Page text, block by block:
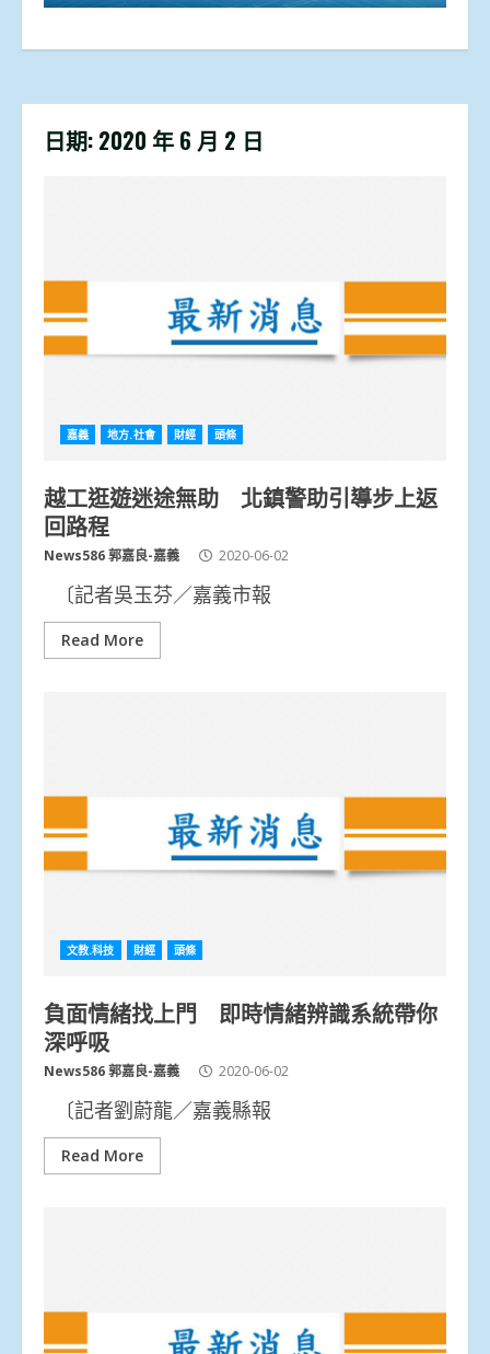
日期: 2020 年 6 月 2 日
嘉義 地方.社會 財經 頭條
越工逛遊迷途無助 北鎮警助引導步上返
回路程
News586 郭嘉良-嘉義 2020-06-02
〔記者吳玉芬／嘉義市報
Read More
文教.科技 財經 頭條
負面情緒找上門 即時情緒辨識系統帶你
深呼吸
News586 郭嘉良-嘉義 2020-06-02
〔記者劉蔚龍／嘉義縣報
Read More